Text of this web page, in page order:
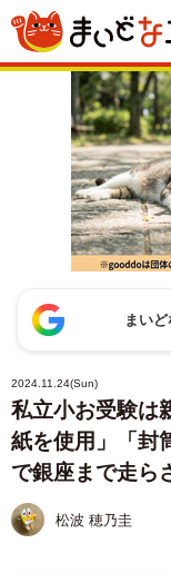
まい
2024.11.24(Sun)
私立小お受験は
紙を使用」「封
で銀座まで走ら
松波 穂乃圭